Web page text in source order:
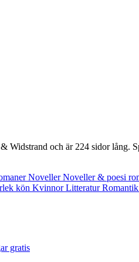
Widstrand och är 224 sidor lång.
NovellerNoveller & poesi
kön KvinnorLitteraturRomantik
gratis